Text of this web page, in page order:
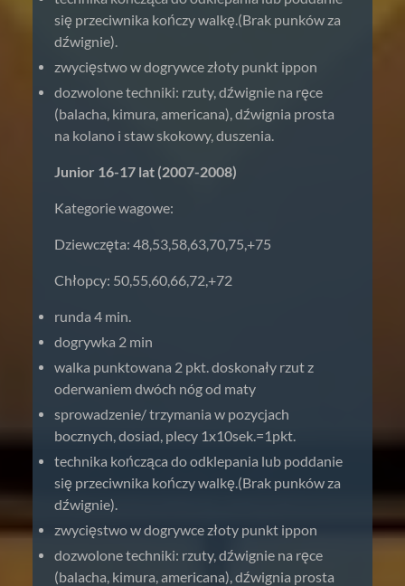
się przeciwnika kończy walkę.(Brak punków za
dźwignie).
zwycięstwo w dogrywce złoty punkt ippon
dozwolone techniki: rzuty, dźwignie na ręce
(balacha, kimura, americana), dźwignia prosta
na kolano i staw skokowy, duszenia.
Junior 16-17 lat (2007-2008)
Kategorie wagowe:
Dziewczęta: 48,53,58,63,70,75,+75
Chłopcy: 50,55,60,66,72,+72
runda 4 min.
dogrywka 2 min
walka punktowana 2 pkt. doskonały rzut z
oderwaniem dwóch nóg od maty
sprowadzenie/ trzymania w pozycjach
bocznych, dosiad, plecy 1x10sek.=1pkt.
technika kończąca do odklepania lub poddanie
się przeciwnika kończy walkę.(Brak punków za
dźwignie).
zwycięstwo w dogrywce złoty punkt ippon
dozwolone techniki: rzuty, dźwignie na ręce
(balacha, kimura, americana), dźwignia prosta